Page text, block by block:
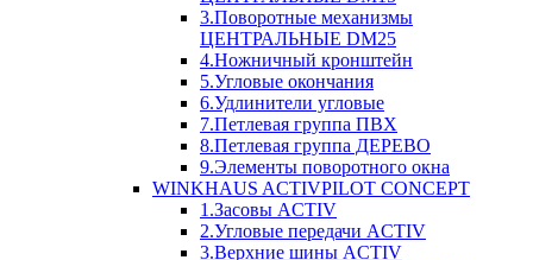
3.Поворотные механизмы
ЦЕНТРАЛЬНЫЕ DM25
4.Ножничный кронштейн
5.Угловые окончания
6.Удлинители угловые
7.Петлевая группа ПВХ
8.Петлевая группа ДЕРЕВО
9.Элементы поворотного окна
WINKHAUS ACTIVPILOT CONCEPT
1.Засовы ACTIV
2.Угловые передачи ACTIV
3.Верхние шины ACTIV